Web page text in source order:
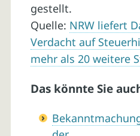
gestellt.
Quelle: NRW liefert
Verdacht auf
mehr als 20 weitere
Das könnte Sie